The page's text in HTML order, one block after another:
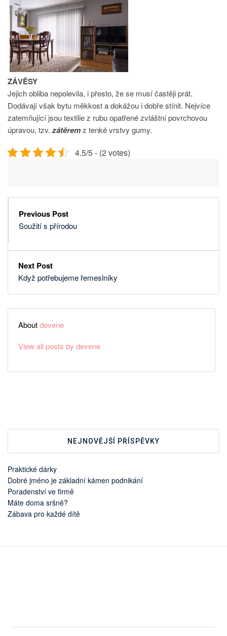
ZÁVĚSY
Jejich obliba nepolevila, i přesto, že se musí častěji prát.
Dodávají však bytu měkkost a dokážou i dobře stínit. Nejvíce
zatemňující jsou textilie z rubu opatřené zvláštní povrchovou
úpravou, tzv. zátěremz tenké vrstvy gumy.
4.5/5 - (2 votes)
Previous Post
Soužití s přírodou
Next Post
Když potřebujeme řemeslníky
Aboutdevene
View all posts by devene
NEJNOVĚJŠÍ PŘÍSPĚVKY
Praktické dárky
Dobré jméno je základní kámen podnikání
Poradenství ve firmě
Máte doma sršně?
Zábava pro každé dítě